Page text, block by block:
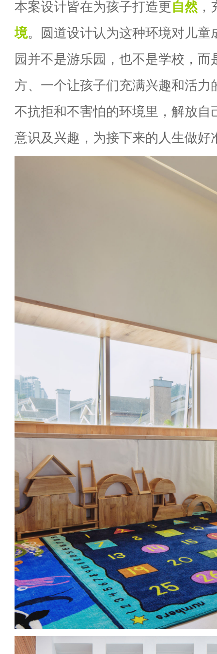
本案设计皆在为孩子打造更自然，
境。圆道设计认为这种环境对儿童
园并不是游乐园，也不是学校，而
方、一个让孩子们充满兴趣和活力
不抗拒和不害怕的环境里，解放自
意识及兴趣，为接下来的人生做好